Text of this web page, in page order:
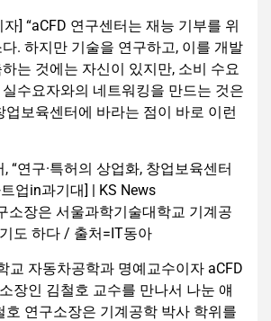
] “aCFD 연구센터는 재능 기부를 위
. 하지만 기술을 연구하고, 이를 개발
는 것에는 자신이 있지만, 소비 수요
수요자와의 네트워킹을 만드는 것은
업보육센터에 바라는 점이 바로 이런
소장은 서울과학기술대학교 기계공
도 하다 / 출처=IT동아
교 자동차공학과 명예교수이자 aCFD
장인 김철호 교수를 만나서 나눈 얘
호 연구소장은 기계공학 박사 학위를